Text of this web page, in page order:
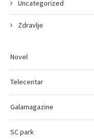
Uncategorized
Zdravlje
Novel
Telecentar
Galamagazine
SC park